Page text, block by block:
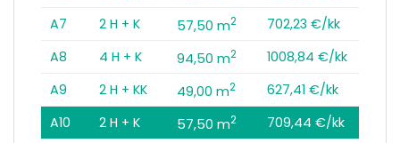
A7
2 H + K 57,50 m2
702,23 €/kk
A8
4 H + K 94,50 m2
1008,84 €/kk
A9
2 H + KK 49,00 m2
627,41 €/kk
A10
2 H + K 57,50 m2
709,44 €/kk